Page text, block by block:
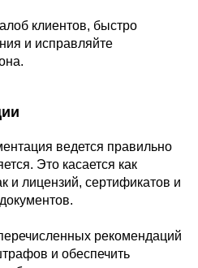
клиентов, быстро
и исправляйте
ведется правильно
Это касается как
и лицензий, сертификатов и
рекомендаций
и обеспечить